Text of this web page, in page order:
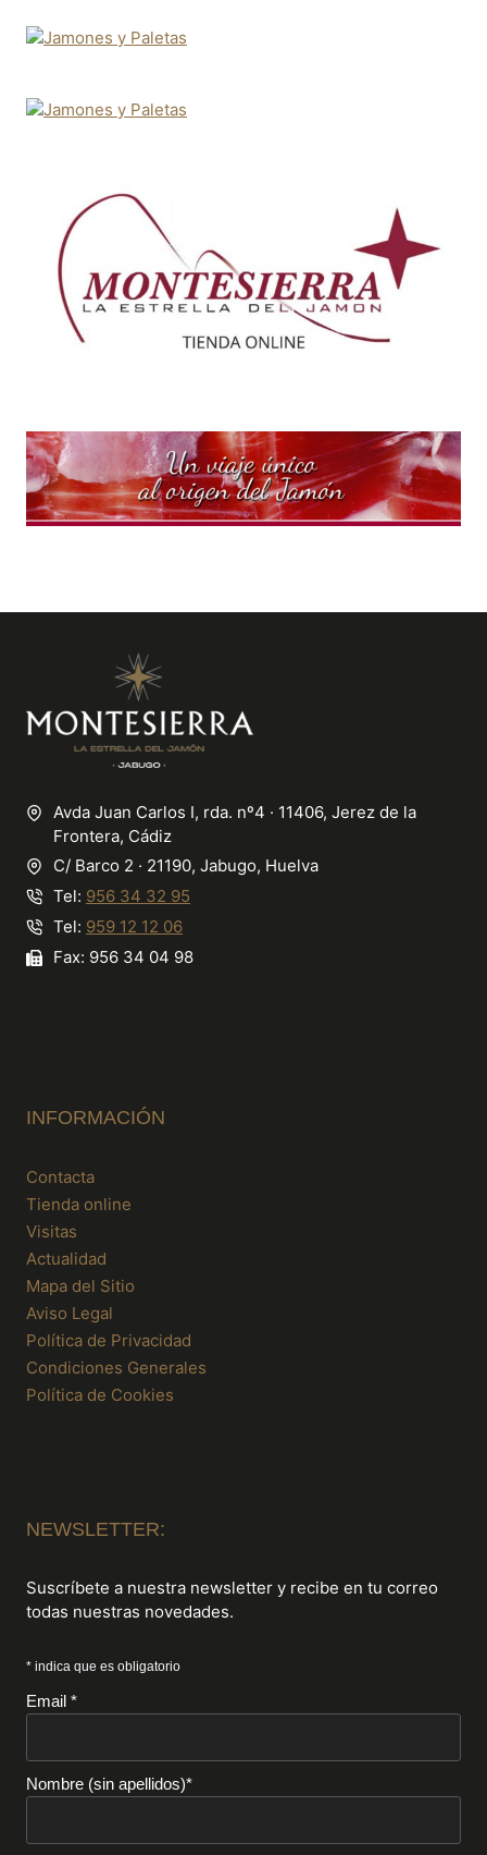
Avda Juan Carlos I, rda. nº4 · 11406, Jerez de la
Frontera, Cádiz
C/ Barco 2 · 21190, Jabugo, Huelva
Tel: 956 34 32 95
Tel: 959 12 12 06
Fax: 956 34 04 98
INFORMACIÓN
Contacta
Tienda online
Visitas
Actualidad
Mapa del Sitio
Aviso Legal
Política de Privacidad
Condiciones Generales
Política de Cookies
NEWSLETTER:
Suscríbete a nuestra newsletter y recibe en tu correo
todas nuestras novedades.
* indica que es obligatorio
Email *
Nombre (sin apellidos)*